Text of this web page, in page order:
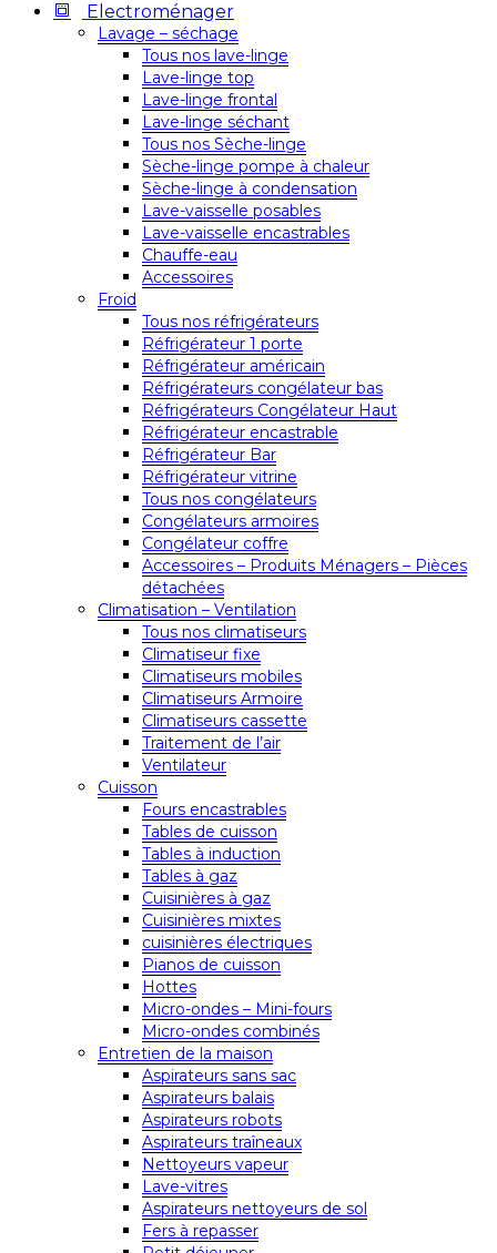
Electroménager
Lavage – séchage
Tous nos lave-linge
Lave-linge top
Lave-linge frontal
Lave-linge séchant
Tous nos Sèche-linge
Sèche-linge pompe à chaleur
Sèche-linge à condensation
Lave-vaisselle posables
Lave-vaisselle encastrables
Chauffe-eau
Accessoires
Froid
Tous nos réfrigérateurs
Réfrigérateur 1 porte
Réfrigérateur américain
Réfrigérateurs congélateur bas
Réfrigérateurs Congélateur Haut
Réfrigérateur encastrable
Réfrigérateur Bar
Réfrigérateur vitrine
Tous nos congélateurs
Congélateurs armoires
Congélateur coffre
Accessoires – Produits Ménagers – Pièces
détachées
Climatisation – Ventilation
Tous nos climatiseurs
Climatiseur fixe
Climatiseurs mobiles
Climatiseurs Armoire
Climatiseurs cassette
Traitement de l’air
Ventilateur
Cuisson
Fours encastrables
Tables de cuisson
Tables à induction
Tables à gaz
Cuisinières à gaz
Cuisinières mixtes
cuisinières électriques
Pianos de cuisson
Hottes
Micro-ondes – Mini-fours
Micro-ondes combinés
Entretien de la maison
Aspirateurs sans sac
Aspirateurs balais
Aspirateurs robots
Aspirateurs traîneaux
Nettoyeurs vapeur
Lave-vitres
Aspirateurs nettoyeurs de sol
Fers à repasser